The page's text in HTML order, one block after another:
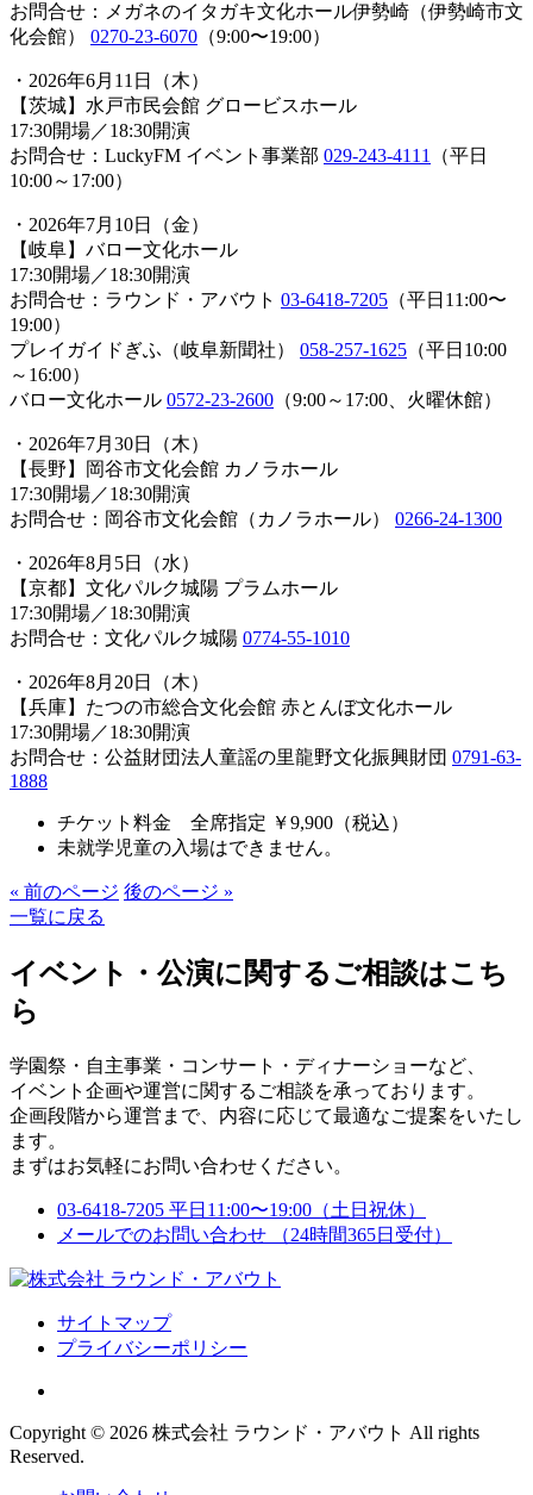
お問合せ：メガネのイタガキ文化ホール伊勢崎（伊勢崎市文
化会館） 0270-23-6070 （9:00〜19:00）
・2026年6月11日（木）
【茨城】水戸市民会館 グロービスホール
17:30開場／18:30開演
お問合せ：LuckyFM イベント事業部 029-243-4111 （平日
10:00～17:00）
・2026年7月10日（金）
【岐阜】バロー文化ホール
17:30開場／18:30開演
お問合せ：ラウンド・アバウト 03-6418-7205 （平日11:00〜
19:00）
プレイガイドぎふ（岐阜新聞社） 058-257-1625 （平日10:00
～16:00）
バロー文化ホール 0572-23-2600 （9:00～17:00、火曜休館）
・2026年7月30日（木）
【長野】岡谷市文化会館 カノラホール
17:30開場／18:30開演
お問合せ：岡谷市文化会館（カノラホール） 0266-24-1300
・2026年8月5日（水）
【京都】文化パルク城陽 プラムホール
17:30開場／18:30開演
お問合せ：文化パルク城陽 0774-55-1010
・2026年8月20日（木）
【兵庫】たつの市総合文化会館 赤とんぼ文化ホール
17:30開場／18:30開演
お問合せ：公益財団法人童謡の里龍野文化振興財団 0791-63-
1888
チケット料金 全席指定 ￥9,900（税込）
未就学児童の入場はできません。
« 前のページ 後のページ »
一覧に戻る
イベント・公演に関するご相談はこち
ら
学園祭・自主事業・コンサート・ディナーショーなど、
イベント企画や運営に関するご相談を承っております。
企画段階から運営まで、内容に応じて最適なご提案をいたし
ます。
まずはお気軽にお問い合わせください。
03-6418-7205 平日11:00〜19:00（土日祝休）
メールでのお問い合わせ
（24時間365日受付）
サイトマップ
プライバシーポリシー
Copyright © 2026 株式会社 ラウンド・アバウト All rights
Reserved.